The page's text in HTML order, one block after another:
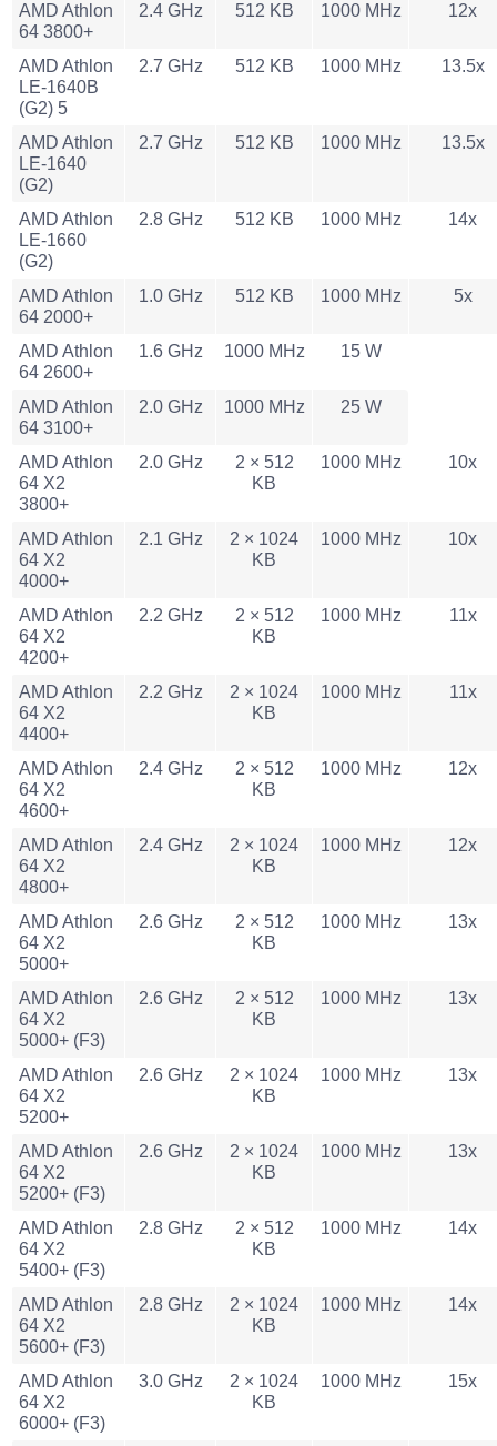
AMD Athlon
64 3800+
2.4 GHz 512 KB 1000 MHz 12x
AMD Athlon
LE-1640B
(G2) 5
2.7 GHz 512 KB 1000 MHz 13.5x
AMD Athlon
LE-1640
(G2)
2.7 GHz 512 KB 1000 MHz 13.5x
AMD Athlon
LE-1660
(G2)
2.8 GHz 512 KB 1000 MHz 14x
AMD Athlon
64 2000+
1.0 GHz 512 KB 1000 MHz 5x
AMD Athlon
64 2600+
1.6 GHz 1000 MHz 15 W
AMD Athlon
64 3100+
2.0 GHz 1000 MHz 25 W
AMD Athlon
64 X2
3800+
2.0 GHz
2 × 512
KB
1000 MHz 10x
AMD Athlon
64 X2
4000+
2.1 GHz
2 × 1024
KB
1000 MHz 10x
AMD Athlon
64 X2
4200+
2.2 GHz
2 × 512
KB
1000 MHz 11x
AMD Athlon
64 X2
4400+
2.2 GHz
2 × 1024
KB
1000 MHz 11x
AMD Athlon
64 X2
4600+
2.4 GHz
2 × 512
KB
1000 MHz 12x
AMD Athlon
64 X2
4800+
2.4 GHz
2 × 1024
KB
1000 MHz 12x
AMD Athlon
64 X2
5000+
2.6 GHz
2 × 512
KB
1000 MHz 13x
AMD Athlon
64 X2
5000+ (F3)
2.6 GHz
2 × 512
KB
1000 MHz 13x
AMD Athlon
64 X2
5200+
2.6 GHz
2 × 1024
KB
1000 MHz 13x
AMD Athlon
64 X2
5200+ (F3)
2.6 GHz
2 × 1024
KB
1000 MHz 13x
AMD Athlon
64 X2
5400+ (F3)
2.8 GHz
2 × 512
KB
1000 MHz 14x
AMD Athlon
64 X2
5600+ (F3)
2.8 GHz
2 × 1024
KB
1000 MHz 14x
AMD Athlon
64 X2
6000+ (F3)
3.0 GHz
2 × 1024
KB
1000 MHz 15x